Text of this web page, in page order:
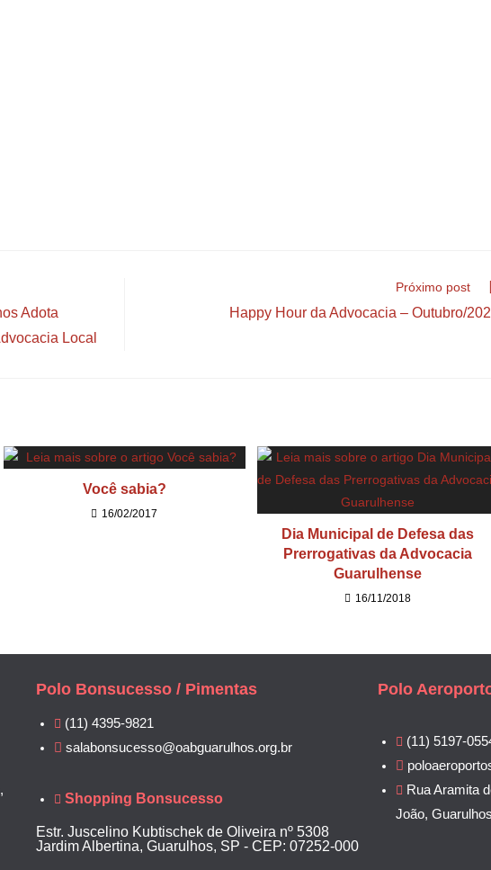
Adota
Local
Próximo post
Happy Hour da Advocacia – Outubro/
Você sabia?
16/02/2017
Dia Municipal de Defesa das
Prerrogativas da Advocacia
Guarulhense
16/11/2018
Polo Bonsucesso / Pimentas
(11) 4395-9821
salabonsucesso@oabguarulhos.org.br
Shopping Bonsucesso
Estr. Juscelino Kubtischek de Oliveira nº 5308
Jardim Albertina, Guarulhos, SP - CEP: 07252-000
Polo
(11) 5197-
Rua Aramita
João,